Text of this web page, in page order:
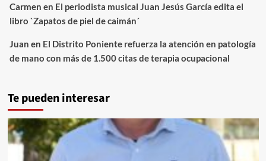
Carmen en El periodista musical Juan Jesús García edita el
libro `Zapatos de piel de caimán´
Juan en El Distrito Poniente refuerza la atención en patología
de mano con más de 1.500 citas de terapia ocupacional
Te pueden interesar